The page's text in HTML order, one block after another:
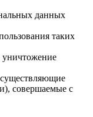
данных
таких
уничтожение
совершаемые с